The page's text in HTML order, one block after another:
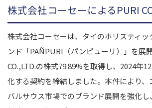
株式会社コーセーによるPURI
株式会社コーセーは、タイのホリスティッ
ンド「PAÑPURI（パンピューリ）」を展
CO.,LTD.の株式79.89%を取得し、2024年
化する契約を締結しました。本件により、
バルサウス市場でのブランド展開を強化